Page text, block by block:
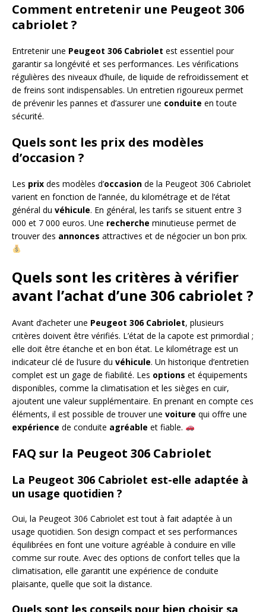
Comment entretenir une Peugeot 306
cabriolet ?
Entretenir une Peugeot 306 Cabriolet est essentiel pour
garantir sa longévité et ses performances. Les vérifications
régulières des niveaux d’huile, de liquide de refroidissement et
de freins sont indispensables. Un entretien rigoureux permet
de prévenir les pannes et d’assurer une conduite en toute
sécurité.
Quels sont les prix des modèles
d’occasion ?
Les prix des modèles d’occasion de la Peugeot 306 Cabriolet
varient en fonction de l’année, du kilométrage et de l’état
général du véhicule. En général, les tarifs se situent entre 3
000 et 7 000 euros. Une recherche minutieuse permet de
trouver des annonces attractives et de négocier un bon prix.
Quels sont les critères à vérifier
avant l’achat d’une 306 cabriolet ?
Avant d’acheter une Peugeot 306 Cabriolet, plusieurs
critères doivent être vérifiés. L’état de la capote est primordial ;
elle doit être étanche et en bon état. Le kilométrage est un
indicateur clé de l’usure du véhicule. Un historique d’entretien
complet est un gage de fiabilité. Les options et équipements
disponibles, comme la climatisation et les sièges en cuir,
ajoutent une valeur supplémentaire. En prenant en compte ces
éléments, il est possible de trouver une voiture qui offre une
expérience de conduite agréable et fiable.
FAQ sur la Peugeot 306 Cabriolet
La Peugeot 306 Cabriolet est-elle adaptée à
un usage quotidien ?
Oui, la Peugeot 306 Cabriolet est tout à fait adaptée à un
usage quotidien. Son design compact et ses performances
équilibrées en font une voiture agréable à conduire en ville
comme sur route. Avec des options de confort telles que la
climatisation, elle garantit une expérience de conduite
plaisante, quelle que soit la distance.
Quels sont les conseils pour bien choisir sa